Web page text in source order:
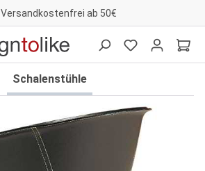
Versandkostenfrei ab 50€
Schalenstühle